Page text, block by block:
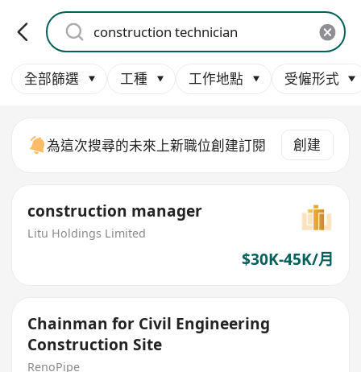
全部篩選 工種 工作地點 受僱形式
為這次搜尋的未來上新職位創建訂閱 創建
construction manager
Litu Holdings Limited
$30K-45K/月
Chainman for Civil Engineering
Construction Site
RenoPipe